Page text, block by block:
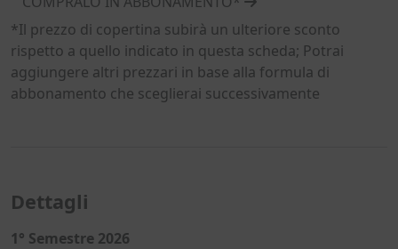
*Il prezzo di copertina subirà un ulteriore sconto
rispetto a quello indicato in questa scheda; Potrai
aggiungere altri prezzari in base alla formula di
abbonamento che sceglierai successivamente
Dettagli
1° Semestre 2026